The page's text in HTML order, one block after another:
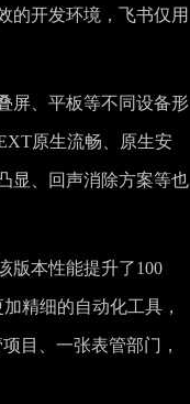
的开发环境，飞书仅用
屏、平板等不同设备形
原生流畅、原生安
显、回声消除方案等也
版本性能提升了100
精细的自动化工具，
目、一张表管部门，